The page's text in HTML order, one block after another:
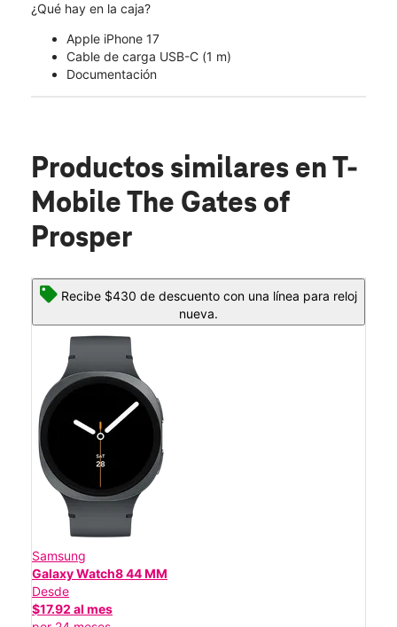
¿Qué hay en la caja?
Apple iPhone 17
Cable de carga USB-C (1 m)
Documentación
Productos similares en T-
Mobile The Gates of
Prosper
Recibe $430 de descuento con una línea para reloj
nueva.
Samsung
Galaxy Watch8 44 MM
Desde
$17.92 al mes